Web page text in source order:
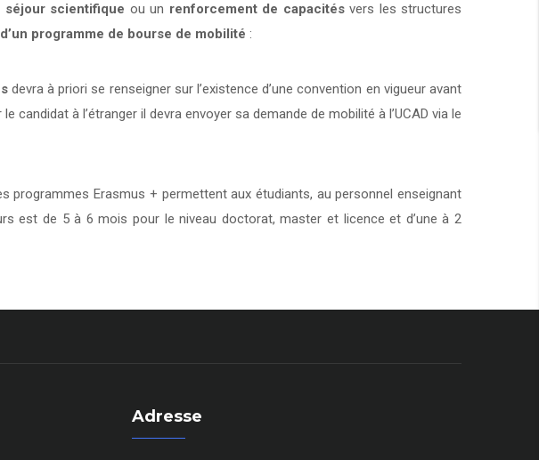
séjour scientifique ou un renforcement de capacitésvers les structures
programme de bourse de mobilité :
devra à priori se renseigner sur l’existence d’une convention en vigueur avant
à l’étranger il devra envoyer sa demande de mobilité à l’UCAD via le
programmes Erasmus + permettent aux étudiants, au personnel enseignant
est de 5 à 6 mois pour le niveau doctorat, master et licence et d’une à 2
Adresse